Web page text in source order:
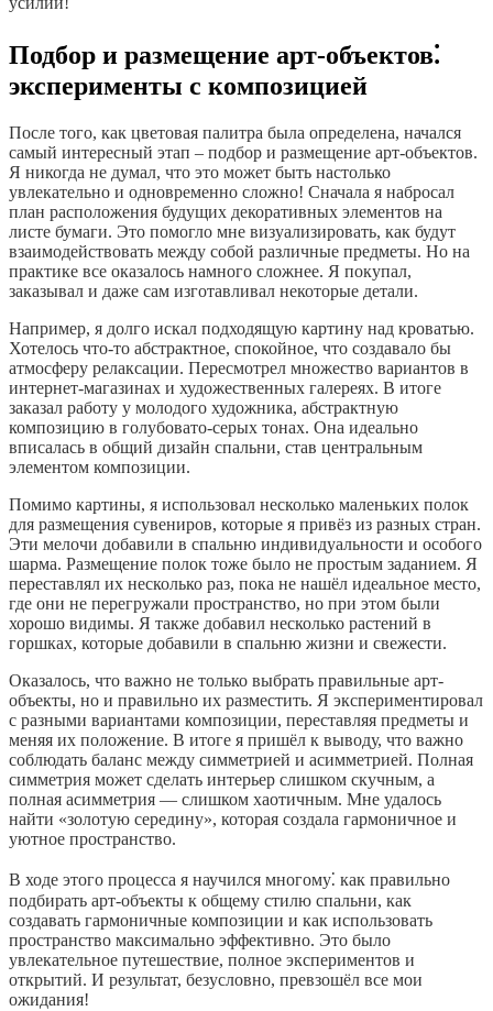
Подбор и размещение арт-объектов⁚
эксперименты с композицией
После того, как цветовая палитра была определена, начался
самый интересный этап – подбор и размещение арт-объектов.
Я никогда не думал, что это может быть настолько
увлекательно и одновременно сложно! Сначала я набросал
план расположения будущих декоративных элементов на
листе бумаги. Это помогло мне визуализировать, как будут
взаимодействовать между собой различные предметы. Но на
практике все оказалось намного сложнее. Я покупал,
заказывал и даже сам изготавливал некоторые детали.
Например, я долго искал подходящую картину над кроватью.
Хотелось что-то абстрактное, спокойное, что создавало бы
атмосферу релаксации. Пересмотрел множество вариантов в
интернет-магазинах и художественных галереях. В итоге
заказал работу у молодого художника, абстрактную
композицию в голубовато-серых тонах. Она идеально
вписалась в общий дизайн спальни, став центральным
элементом композиции.
Помимо картины, я использовал несколько маленьких полок
для размещения сувениров, которые я привёз из разных стран.
Эти мелочи добавили в спальню индивидуальности и особого
шарма. Размещение полок тоже было не простым заданием. Я
переставлял их несколько раз, пока не нашёл идеальное место,
где они не перегружали пространство, но при этом были
хорошо видимы. Я также добавил несколько растений в
горшках, которые добавили в спальню жизни и свежести.
Оказалось, что важно не только выбрать правильные арт-
объекты, но и правильно их разместить. Я экспериментировал
с разными вариантами композиции, переставляя предметы и
меняя их положение. В итоге я пришёл к выводу, что важно
соблюдать баланс между симметрией и асимметрией. Полная
симметрия может сделать интерьер слишком скучным, а
полная асимметрия — слишком хаотичным. Мне удалось
найти «золотую середину», которая создала гармоничное и
уютное пространство.
В ходе этого процесса я научился многому⁚ как правильно
подбирать арт-объекты к общему стилю спальни, как
создавать гармоничные композиции и как использовать
пространство максимально эффективно. Это было
увлекательное путешествие, полное экспериментов и
открытий. И результат, безусловно, превзошёл все мои
ожидания!